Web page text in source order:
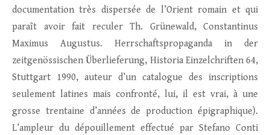
documentation très dispersée de l’Orient romain et qui
paraît avoir fait reculer Th. Grünewald, Constantinus
Maximus Augustus. Herrschaftspropaganda in der
zeitgenössischen Überlieferung, Historia Einzelchriften 64,
Stuttgart 1990, auteur d’un catalogue des inscriptions
seulement latines mais confronté, lui, il est vrai, à une
grosse trentaine d’années de production épigraphique).
L’ampleur du dépouillement effectué par Stefano Conti